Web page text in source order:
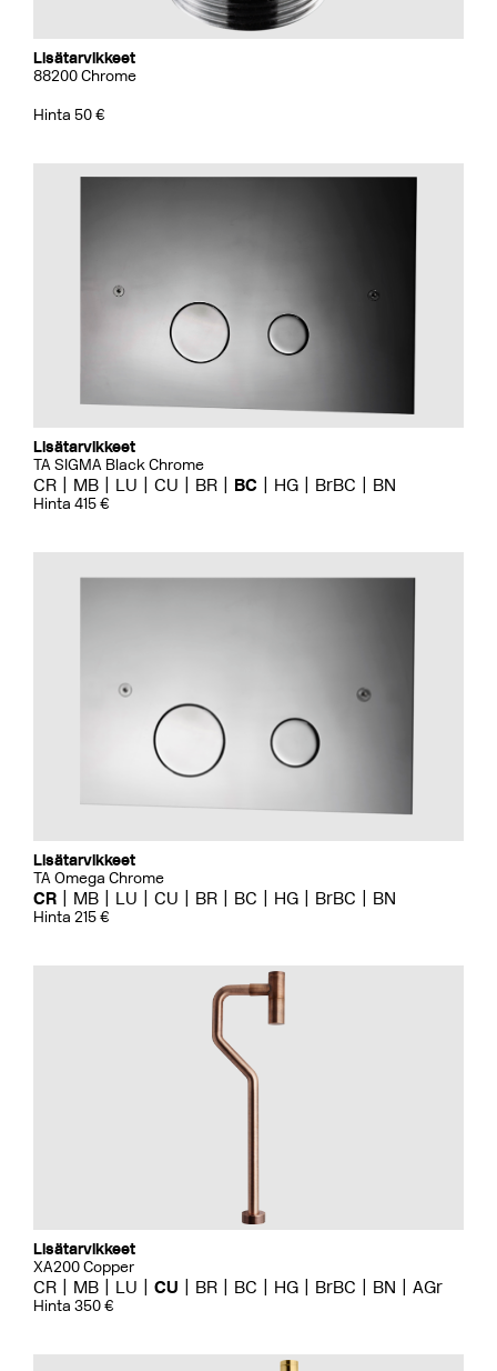
Lisätarvikkeet
88200 Chrome
Hinta 50 €
Lisätarvikkeet
TA SIGMA Black Chrome
CR MB LU CU BR BC HG BrBC BN
Hinta 415 €
Lisätarvikkeet
TA Omega Chrome
CR MB LU CU BR BC HG BrBC BN
Hinta 215 €
Lisätarvikkeet
XA200 Copper
CR MB LU CU BR BC HG BrBC BN AGr
Hinta 350 €